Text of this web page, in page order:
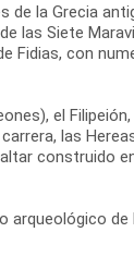
la Grecia
las Siete
Fidias, con
el
las
construido
arqueológico